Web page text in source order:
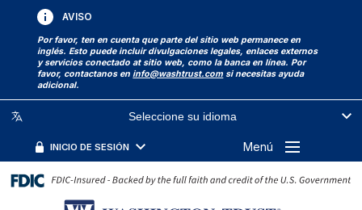
AVISO
Por favor, ten en cuenta que parte del sitio web permanece en
inglés. Esto puede incluir divulgaciones legales, enlaces externos
y servicios conectado at sitio web, como la banca en línea. Por
favor, contactanos eninfo@washtrust.com si necesitas ayuda
adicional.
Seleccione su idioma
INICIO DE SESIÓN Menú